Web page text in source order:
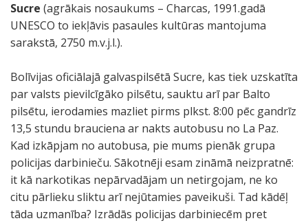
Sucre (agrākais nosaukums – Charcas, 1991.gadā
UNESCO to iekļāvis pasaules kultūras mantojuma
sarakstā, 2750 m.v.j.l.).
Bolīvijas oficiālajā galvaspilsētā Sucre, kas tiek uzskatīta
par valsts pievilcīgāko pilsētu, sauktu arī par Balto
pilsētu, ierodamies mazliet pirms plkst. 8:00 pēc gandrīz
13,5 stundu brauciena ar nakts autobusu no La Paz.
Kad izkāpjam no autobusa, pie mums pienāk grupa
policijas darbinieču. Sākotnēji esam zināmā neizpratnē:
it kā narkotikas nepārvadājam un netirgojam, ne ko
citu pārlieku sliktu arī nejūtamies paveikuši. Tad kādēļ
tāda uzmanība? Izrādās policijas darbiniecēm pret